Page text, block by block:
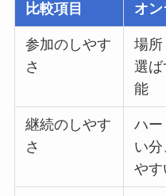
比較項目 オ
参加のしやす
さ
場所
選
能
継続のしやす
さ
ハ
い
やす